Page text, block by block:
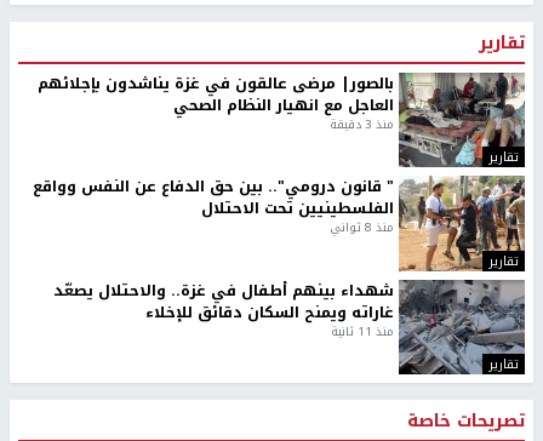
تقارير
تقارير
بالصور| مرضى عالقون في غزة يناشدون بإجلائهم
العاجل مع انهيار النظام الصحي
منذ 3 دقيقة
تقارير
" قانون درومي".. بين حق الدفاع عن النفس وواقع
الفلسطينيين تحت الاحتلال
منذ 8 ثواني
تقارير
شهداء بينهم أطفال في غزة.. والاحتلال يصعّد
غاراته ويمنح السكان دقائق للإخلاء
منذ 11 ثانية
تصريحات خاصة